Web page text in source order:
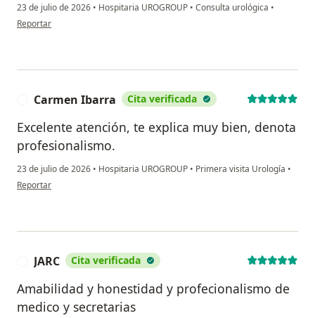
23 de julio de 2026 • Hospitaria UROGROUP • Consulta urológica •
en opinión del usuario José Ángel Domínguez Ortiz
Reportar
Carmen Ibarra Cita verificada
Excelente atención, te explica muy bien, denota
profesionalismo.
23 de julio de 2026 • Hospitaria UROGROUP • Primera visita Urología •
en opinión del usuario Carmen Ibarra
Reportar
JARC Cita verificada
Amabilidad y honestidad y profecionalismo de
medico y secretarias